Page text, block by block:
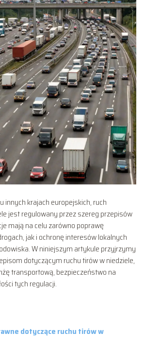
innych krajach europejskich, ruch
jest regulowany przez szereg przepisów
mają na celu zarówno poprawę
jak i ochronę interesów lokalnych
W niniejszym artykule przyjrzymy
dotyczącym ruchu tirów w niedziele,
transportową, bezpieczeństwo na
tych regulacji.
dotyczące ruchu tirów w